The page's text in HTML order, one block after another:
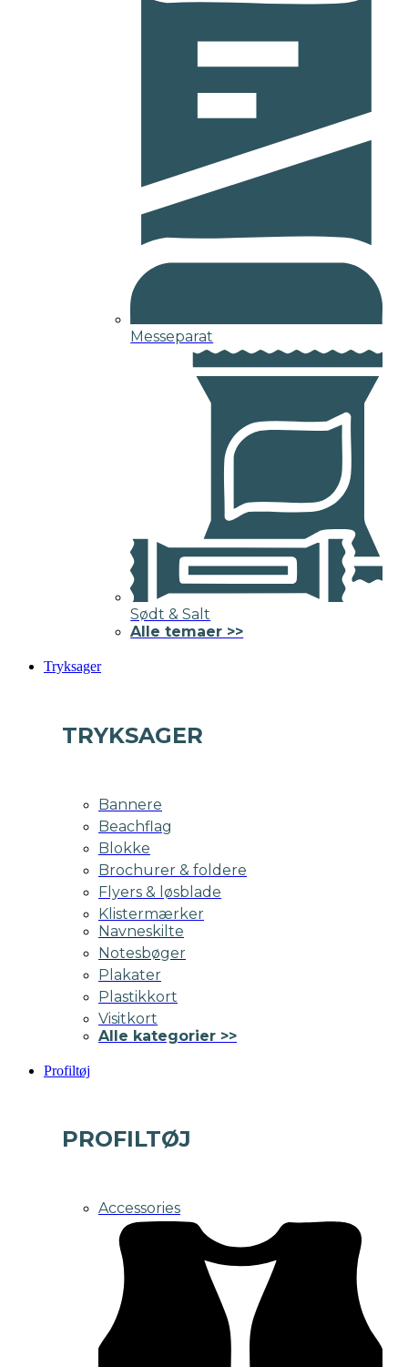
Messeparat
Sødt & Salt
Alle temaer >>
Tryksager
TRYKSAGER
Bannere
Beachflag
Blokke
Brochurer & foldere
Flyers & løsblade
Klistermærker
Navneskilte
Notesbøger
Plakater
Plastikkort
Visitkort
Alle kategorier >>
Profiltøj
PROFILTØJ
Accessories